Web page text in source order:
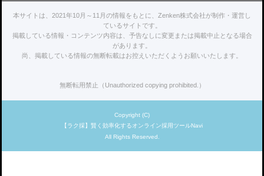
本サイトは、2021年10月～11月の情報をもとに、Zenken株式会社が制作・運営し
ているサイトです。
掲載している情報・コンテンツ内容は、予告なしに変更または掲載中止となる場合
があります。
尚、掲載している情報の無断転載はお控えいただくようお願いいたします。
無断転用禁止（Unauthorized copying prohibited.）
Copyright (C)
【ラク採】賢く効率化するオンライン採用ツールNavi
All Rights Reserved.